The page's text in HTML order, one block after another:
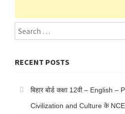
RECENT POSTS
बिहार बोर्ड कक्षा 12वी – English
Civilization and Culture के